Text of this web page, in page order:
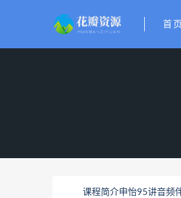
首页
课程简介申怡95讲音频伴